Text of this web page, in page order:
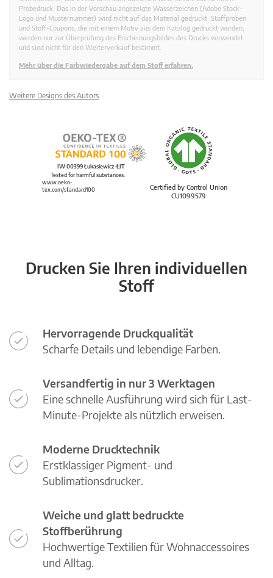
Probedruck. Das in der Vorschau angezeigte Wasserzeichen (Adobe Stock-
Logo und Musternummer) wird nicht auf das Material gedruckt. Stoffproben
und Stoff-Coupons, die mit einem Motiv aus dem Katalog gedruckt wurden,
werden nur zur Überprüfung des Erscheinungsbildes des Drucks verwendet
und sind nicht für den Weiterverkauf bestimmt.
Mehr über die Farbwiedergabe auf dem Stoff erfahren.
Weitere Designs des Autors
Certified by Control Union
CU1099579
IW 00399 Łukasiewicz-ŁIT
Tested for harmful substances.
www.oeko-
tex.com/standard100
Drucken Sie Ihren individuellen
Stoff
Hervorragende Druckqualität
Scharfe Details und lebendige Farben.
Versandfertig in nur 3 Werktagen
Eine schnelle Ausführung wird sich für Last-
Minute-Projekte als nützlich erweisen.
Moderne Drucktechnik
Erstklassiger Pigment- und
Sublimationsdrucker.
Weiche und glatt bedruckte
Stoffberührung
Hochwertige Textilien für Wohnaccessoires
und Alltag.